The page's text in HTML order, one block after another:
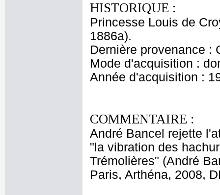
HISTORIQUE :
Princesse Louis de
1886a).
Dernière provenance :
Mode d'acquisition :
Année d'acquisition :
COMMENTAIRE :
André Bancel rejette
"la vibration des
Trémolières" (André
Paris, Arthéna, 2008,